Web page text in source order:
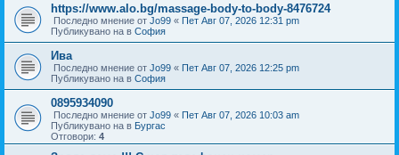
https://www.alo.bg/massage-body-to-body-8476724
Последно мнение от Jo99 « Пет Авг 07, 2026 12:31 pm
Публикувано на в София
Ива
Последно мнение от Jo99 « Пет Авг 07, 2026 12:25 pm
Публикувано на в София
0895934090
Последно мнение от Jo99 « Пет Авг 07, 2026 10:03 am
Публикувано на в Бургас
Отговори: 4